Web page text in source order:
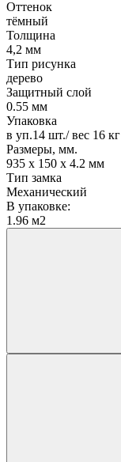
Оттенок
тёмный
Толщина
4,2 мм
Тип рисунка
дерево
Защитный слой
0.55 мм
Упаковка
в уп.14 шт./ вес 16 кг
Размеры, мм.
935 х 150 х 4.2 мм
Тип замка
Механический
В упаковке:
1.96 м2